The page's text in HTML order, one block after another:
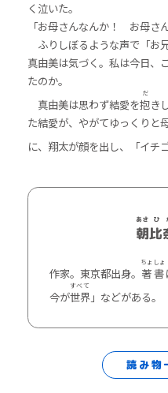
く泣いた。
「お母さんなんか！ お母さん
ふりしぼるような声で「お
真由美は気づく。私は今日、
たのか。
真由美は思わず結愛を抱
だ
き
た結愛が、やがてゆっくりと
に、翔太が顔を出し、「イチゴ
朝
あさ
比
ひ
作家。東京都出身。 著
ちょ
書
しょ
今が世界
すべて
」などがある。
読み物